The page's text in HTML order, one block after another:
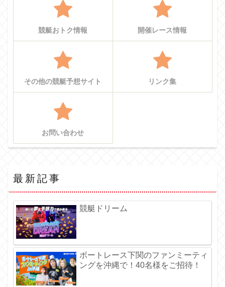
競艇おトク情報 開催レース情報
その他の競艇予想サイト リンク集
お問い合わせ
最新記事
競艇ドリーム
ボートレース下関のファンミーティ
ングを沖縄で！40名様をご招待！